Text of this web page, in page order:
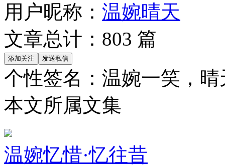
用户昵称： 温婉晴天
文章总计： 803 篇
个性签名： 温婉一笑，
本文所属文集
温婉忆惜·忆往昔